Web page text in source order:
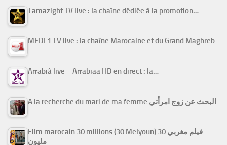
Tamazight TV live : la chaîne dédiée à la promotion…
MEDI 1 TV live : la chaîne Marocaine et du Grand Maghreb
Arrabiâ live – Arrabiaa HD en direct : la…
A la recherche du mari de ma femme البحث عن زوج امرأتي
Film marocain 30 millions (30 Melyoun) فيلم مغربي 30
مليون